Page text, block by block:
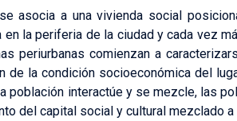
asocia a una vivienda social
la periferia de la ciudad y cada vez
periurbanas comienzan a
de la condición socioeconómica del
población interactúe y se mezcle, las
del capital social y cultural mezclado